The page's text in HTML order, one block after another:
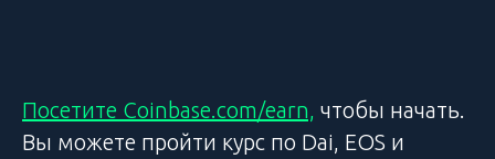
Посетите Coinbase.com/earn, чтобы начать.
Вы можете пройти курс по Dai, EOS и